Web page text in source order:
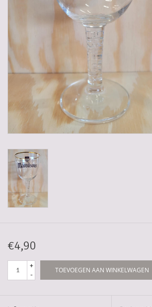
Lege kratten
Manden/Kratten
Mixdozen
Streekproducten
Sweets
5-6l vaten
Streekproducten/Diverse
€4,90
+
-
TOEVOEGEN AAN WINKELWAGEN